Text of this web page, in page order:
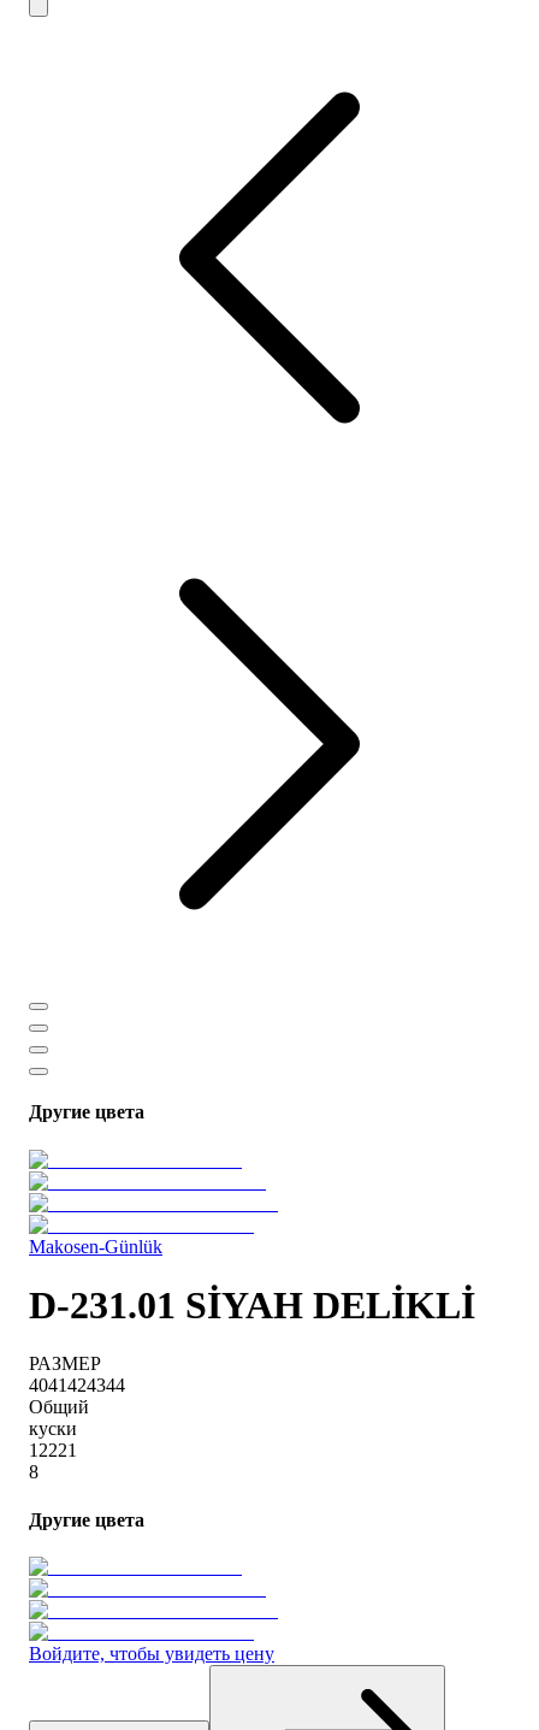
Другие цвета
Makosen-Günlük
D-231.01 SİYAH DELİKLİ
РАЗМЕР
4041424344
Общий
куски
12221
8
Другие цвета
Войдите, чтобы увидеть цену